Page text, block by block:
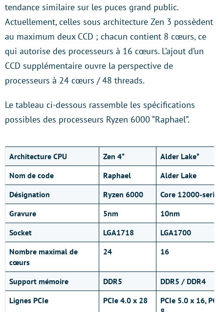
tendance similaire sur les puces grand public.
Actuellement, celles sous architecture Zen 3 possèdent
au maximum deux CCD ; chacun contient 8 cœurs, ce
qui autorise des processeurs à 16 cœurs. L’ajout d’un
CCD supplémentaire ouvre la perspective de
processeurs à 24 cœurs / 48 threads.
Le tableau ci-dessous rassemble les spécifications
possibles des processeurs Ryzen 6000 “Raphael”.
Architecture CPU Zen 4* Alder Lake*
Nom de code
Raphael
Alder Lake
Désignation
Ryzen 6000
Core 12000-
Gravure
5nm
10nm
Socket
LGA1718
LGA1700
Nombre maximal de
cœurs
24 16
Support mémoire DDR5
DDR5 / DDR4
Lignes PCIe
PCIe 4.0 x 28
PCIe 5.0 x 16,